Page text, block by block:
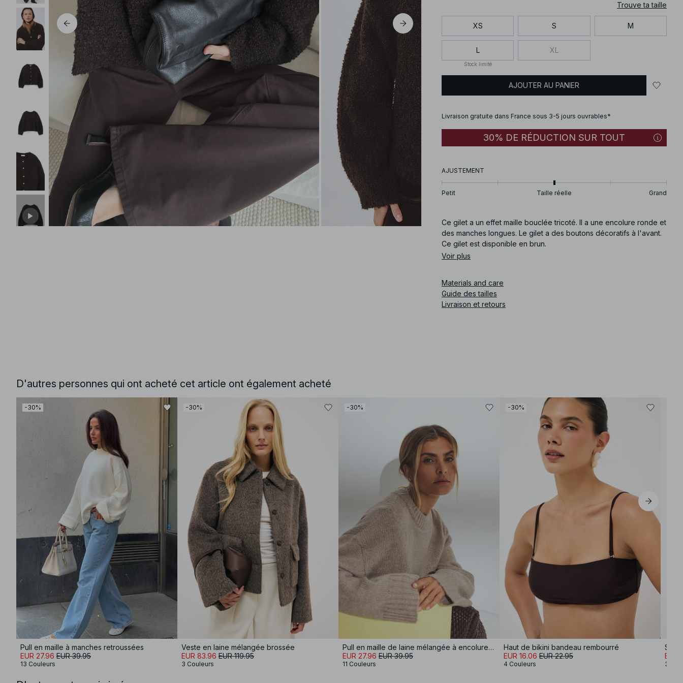
Pantalons
Trouve ta taille
XS S M
L
Stock limité
XL
AJOUTER AU PANIER
Livraison gratuite dans France sous 3-5 jours ouvrables*
30% DE RÉDUCTION SUR TOUT
AJUSTEMENT
Petit Taille réelle Grand
Ce gilet a un effet maille bouclée tricoté. Il a une encolure ronde et
des manches longues. Le gilet a des boutons décoratifs à l'avant.
Ce gilet est disponible en brun.
Voir plus
Materials and care
Guide des tailles
Livraison et retours
D'autres personnes qui ont acheté cet article ont également acheté
-30%
Pull en maille à manches retroussées
EUR 27.96 EUR 39.95
13 Couleurs
-30%
Veste en laine mélangée brossée
EUR 83.96 EUR 119.95
3 Couleurs
-30%
Pull en maille de laine mélangée à encolure ronde
EUR 27.96 EUR 39.95
11 Couleurs
-30%
Haut de bikini bandeau rembourré
EUR 16.06 EUR 22.95
4 Couleurs
EUR
3